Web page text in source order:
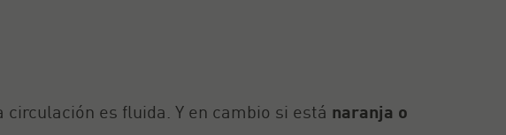
circulación es fluida. Y en cambio si está naranja o